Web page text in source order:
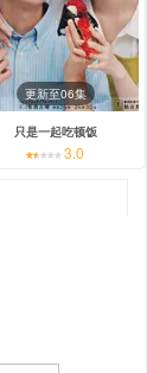
更新至06集
只是一起吃顿饭
3.0